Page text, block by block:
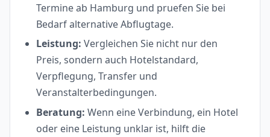
Termine ab Hamburg und pruefen Sie bei
Bedarf alternative Abflugtage.
Leistung: Vergleichen Sie nicht nur den
Preis, sondern auch Hotelstandard,
Verpflegung, Transfer und
Veranstalterbedingungen.
Beratung: Wenn eine Verbindung, ein Hotel
oder eine Leistung unklar ist, hilft die